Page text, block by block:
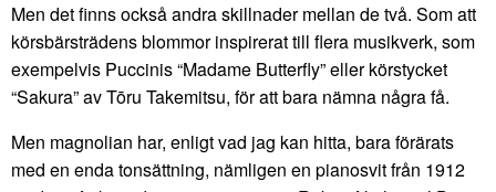
Men det finns också andra skillnader mellan de två. Som att
körsbärsträdens blommor inspirerat till flera musikverk, som
exempelvis Puccinis “Madame Butterfly” eller körstycket
“Sakura” av Tōru Takemitsu, för att bara nämna några få.
Men magnolian har, enligt vad jag kan hitta, bara förärats
med en enda tonsättning, nämligen en pianosvit från 1912